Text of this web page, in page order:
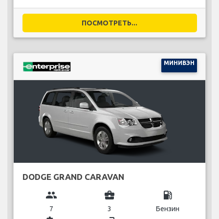
ПОСМОТРЕТЬ...
МИНИВЭН
DODGE GRAND CARAVAN
group
7
business_center
3
local_gas_station
Бензин